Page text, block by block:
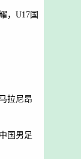
，U17国
拉尼昂
国男足